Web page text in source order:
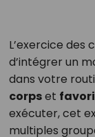
L’exercice des
d’intégrer un
dans votre
corpset
exécuter, cet
multiples